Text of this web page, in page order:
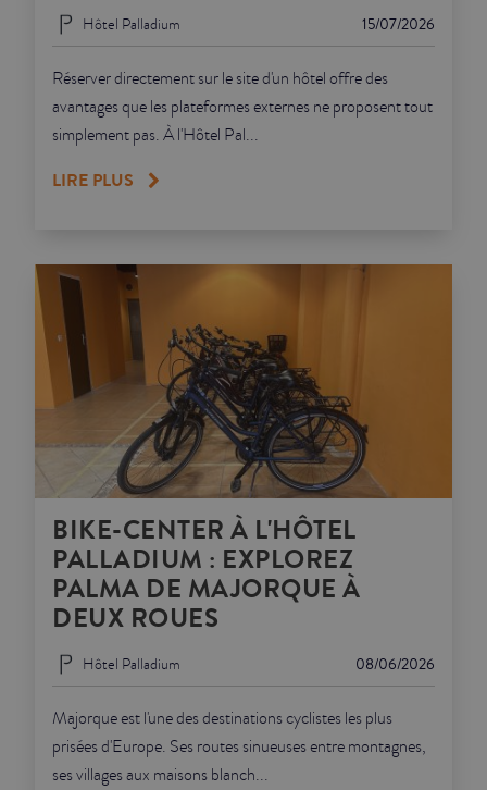
15/07/2026
Hôtel Palladium
Réserver directement sur le site d'un hôtel offre des
avantages que les plateformes externes ne proposent tout
simplement pas. À l'Hôtel Pal...
LIRE PLUS
BIKE-CENTER À L'HÔTEL
PALLADIUM : EXPLOREZ
PALMA DE MAJORQUE À
DEUX ROUES
08/06/2026
Hôtel Palladium
Majorque est l'une des destinations cyclistes les plus
prisées d'Europe. Ses routes sinueuses entre montagnes,
ses villages aux maisons blanch...